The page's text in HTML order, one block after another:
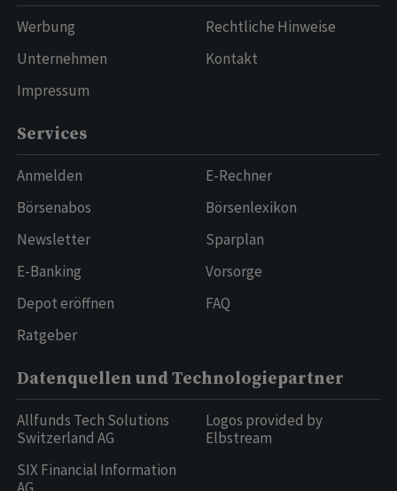
Werbung
Unternehmen
Impressum
Rechtliche Hinweise
Kontakt
Services
Anmelden
Börsenabos
Newsletter
E-Banking
Depot eröffnen
Ratgeber
E-Rechner
Börsenlexikon
Sparplan
Vorsorge
FAQ
Datenquellen und Technologiepartner
Allfunds Tech Solutions
Switzerland AG
SIX Financial Information
Logos provided by
Elbstream